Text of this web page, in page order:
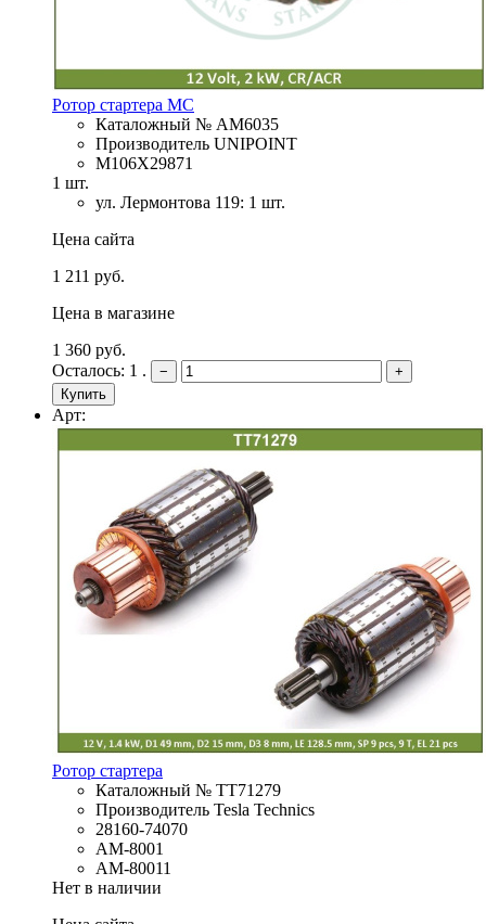
Ротор стартера MC
Каталожный № AM6035
Производитель UNIPOINT
M106X29871
1 шт.
ул. Лермонтова 119: 1 шт.
Цена сайта
1 211 руб.
Цена в магазине
1 360 руб.
Осталось: 1 .
−
+
Купить
Арт:
Ротор стартера
Каталожный № TT71279
Производитель Tesla Technics
28160-74070
AM-8001
AM-80011
Нет в наличии